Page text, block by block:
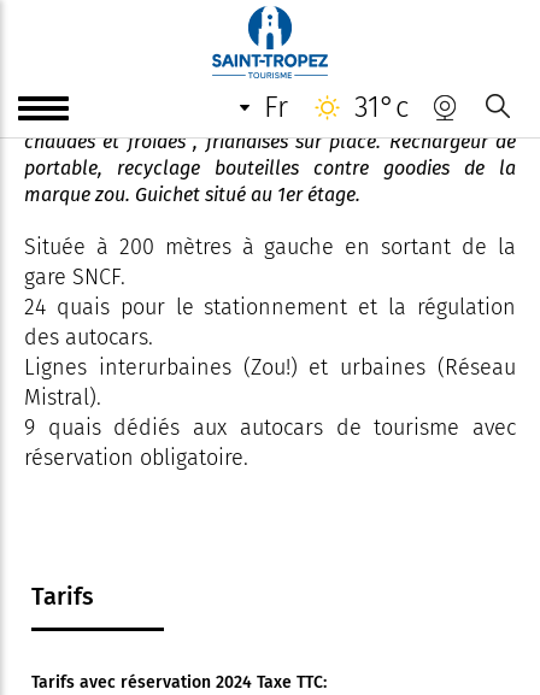
fr 31°c
Gare routière de Toulon
gare routière proche du centre ville, machines boissons
chaudes et froides , friandises sur place. Rechargeur de
portable, recyclage bouteilles contre goodies de la
marque zou. Guichet situé au 1er étage.
Située à 200 mètres à gauche en sortant de la
gare SNCF.
24 quais pour le stationnement et la régulation
des autocars.
Lignes interurbaines (Zou!) et urbaines (Réseau
Mistral).
9 quais dédiés aux autocars de tourisme avec
réservation obligatoire.
Tarifs
Tarifs avec réservation 2024 Taxe TTC: